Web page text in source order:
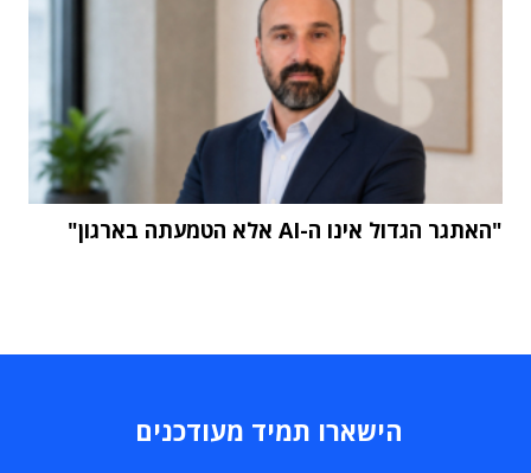
"האתגר הגדול אינו ה-AI אלא הטמעתה בארגון"
הישארו תמיד מעודכנים